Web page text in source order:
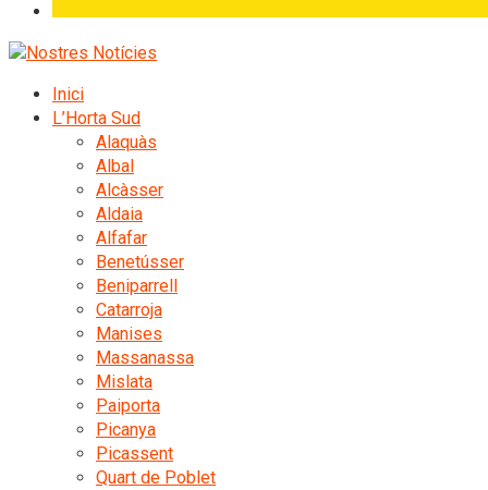
Inici
L’Horta Sud
Alaquàs
Albal
Alcàsser
Aldaia
Alfafar
Benetússer
Beniparrell
Catarroja
Manises
Massanassa
Mislata
Paiporta
Picanya
Picassent
Quart de Poblet